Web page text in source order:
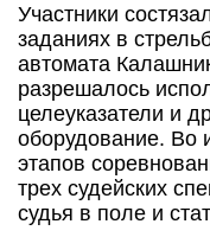
Участники
заданиях в
автомата
разрешалось
целеуказатели и
оборудование. Во
этапов
трех судейских
судья в поле и